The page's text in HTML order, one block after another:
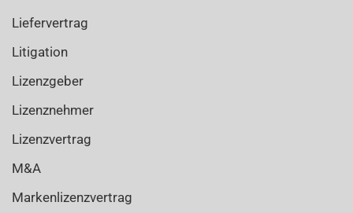
Liefervertrag
Litigation
Lizenzgeber
Lizenznehmer
Lizenzvertrag
M&A
Markenlizenzvertrag